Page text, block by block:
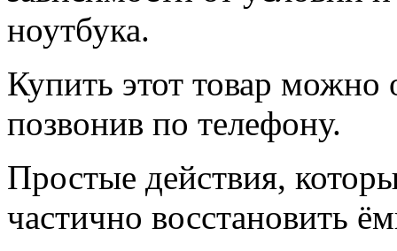
ноутбука.
Купить этот товар можно
позвонив по телефону.
Простые действия,
частично восстановить